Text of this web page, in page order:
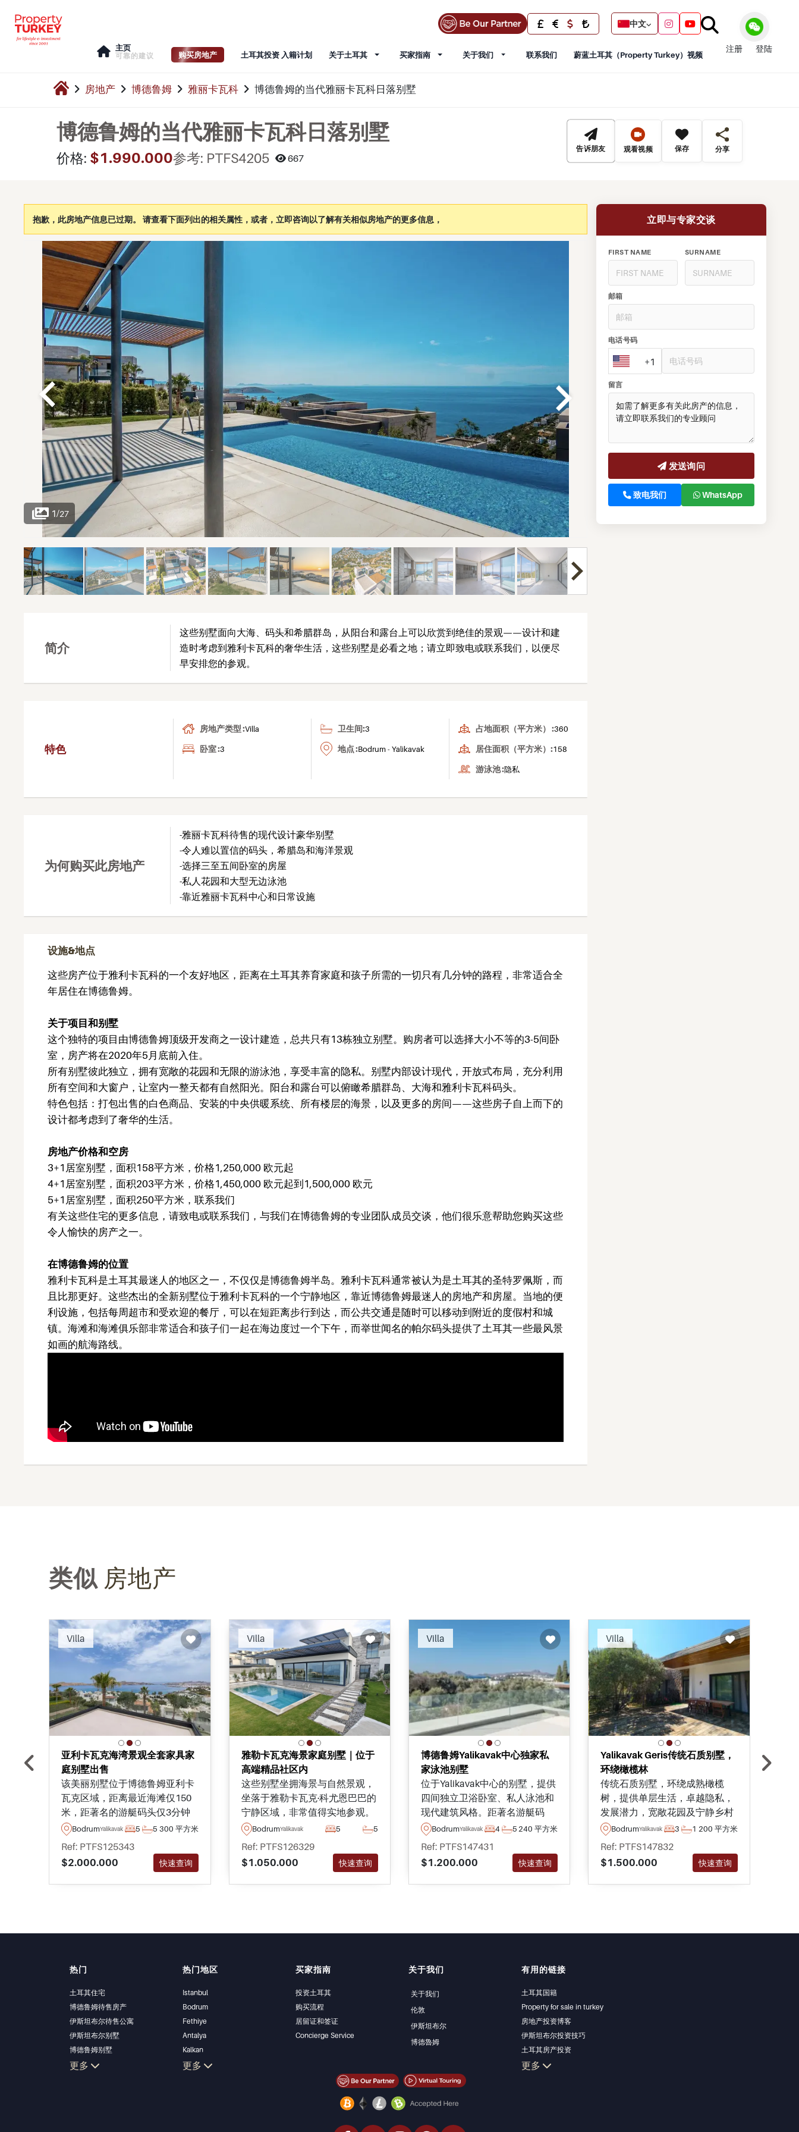
中文
主页
可靠的建议 购买房地产 土耳其投资 入籍计划 关于土耳其 买家指南 关于我们 联系我们 蔚蓝土耳其（Property Turkey）视频
注册 登陆
房地产 博德鲁姆 雅丽卡瓦科 博德鲁姆的当代雅丽卡瓦科日落别墅
博德鲁姆的当代雅丽卡瓦科日落别墅
价格: $1.990.000参考: PTFS4205 667
告诉朋友 观看视频 保存 分享
抱歉，此房地产信息已过期。 请查看下面列出的相关属性，或者，立即咨询以了解有关相似房地产的更多信息，
1/27
简介
这些别墅面向大海、码头和希腊群岛，从阳台和露台上可以欣赏到绝佳的景观——设计和建
造时考虑到雅利卡瓦科的奢华生活，这些别墅是必看之地；请立即致电或联系我们，以便尽
早安排您的参观。
特色
房地产类型 :Villa
卧室 :3
卫生间:3
地点 :Bodrum - Yalikavak
占地面积（平方米） :360
居住面积（平方米）:158
游泳池 :隐私
为何购买此房地产
-雅丽卡瓦科待售的现代设计豪华别墅
-令人难以置信的码头，希腊岛和海洋景观
-选择三至五间卧室的房屋
-私人花园和大型无边泳池
-靠近雅丽卡瓦科中心和日常设施
设施&地点
这些房产位于雅利卡瓦科的一个友好地区，距离在土耳其养育家庭和孩子所需的一切只有几分钟的路程，非常适合全
年居住在博德鲁姆。
关于项目和别墅
这个独特的项目由博德鲁姆顶级开发商之一设计建造，总共只有13栋独立别墅。购房者可以选择大小不等的3-5间卧
室，房产将在2020年5月底前入住。
所有别墅彼此独立，拥有宽敞的花园和无限的游泳池，享受丰富的隐私。别墅内部设计现代，开放式布局，充分利用
所有空间和大窗户，让室内一整天都有自然阳光。阳台和露台可以俯瞰希腊群岛、大海和雅利卡瓦科码头。
特色包括：打包出售的白色商品、安装的中央供暖系统、所有楼层的海景，以及更多的房间——这些房子自上而下的
设计都考虑到了奢华的生活。
房地产价格和空房
3+1居室别墅，面积158平方米，价格1,250,000 欧元起
4+1居室别墅，面积203平方米，价格1,450,000 欧元起到1,500,000 欧元
5+1居室别墅，面积250平方米，联系我们
有关这些住宅的更多信息，请致电或联系我们，与我们在博德鲁姆的专业团队成员交谈，他们很乐意帮助您购买这些
令人愉快的房产之一。
在博德鲁姆的位置
雅利卡瓦科是土耳其最迷人的地区之一，不仅仅是博德鲁姆半岛。雅利卡瓦科通常被认为是土耳其的圣特罗佩斯，而
且比那更好。这些杰出的全新别墅位于雅利卡瓦科的一个宁静地区，靠近博德鲁姆最迷人的房地产和房屋。当地的便
利设施，包括每周超市和受欢迎的餐厅，可以在短距离步行到达，而公共交通是随时可以移动到附近的度假村和城
镇。海滩和海滩俱乐部非常适合和孩子们一起在海边度过一个下午，而举世闻名的帕尔码头提供了土耳其一些最风景
如画的航海路线。
立即与专家交谈
FIRST NAME SURNAME
邮箱
电话号码
+1
留言
发送询问
致电我们 WhatsApp
类似 房地产
Villa
Recommended
亚利卡瓦克海湾景观全套家具家
庭别墅出售
该美丽别墅位于博德鲁姆亚利卡
瓦克区域，距离最近海滩仅150
米，距著名的游艇码头仅3分钟
车程。别墅经过精心翻新，非常
适合家庭立即入住。
BodrumYalikavak 5 5 300 平方米
Ref: PTFS125343
$2.000.000
快速查询
Villa
Recommended
雅勒卡瓦克海景家庭别墅｜位于
高端精品社区内
这些别墅坐拥海景与自然景观，
坐落于雅勒卡瓦克·科尤恩巴巴的
宁静区域，非常值得实地参观。
项目适合家庭居住，并符合申请
土耳其投资入籍的条件。
BodrumYalikavak 5 5
Ref: PTFS126329
$1.050.000
快速查询
Villa
博德鲁姆Yalikavak中心独家私
家泳池别墅
位于Yalikavak中心的别墅，提供
四间独立卫浴卧室、私人泳池和
现代建筑风格。距著名游艇码
头、餐厅和便利设施仅几分钟路
程，尽享博德鲁姆海滨生活。
BodrumYalikavak 4 5 240 平方米
Ref: PTFS147431
$1.200.000
快速查询
Villa
Recommended
Yalikavak Geris传统石质别墅，
环绕橄榄林
传统石质别墅，环绕成熟橄榄
树，提供单层生活，卓越隐私，
发展潜力，宽敞花园及宁静乡村
景观，距Yalikavak Marina仅数
步之遥。
BodrumYalikavak 3 1 200 平方米
Ref: PTFS147832
$1.500.000
快速查询
热门
土耳其住宅
博德鲁姆待售房产
伊斯坦布尔待售公寓
伊斯坦布尔别墅
博德鲁姆别墅
安塔利亚待售公寓
更多
热门地区
Istanbul
Bodrum
Fethiye
Antalya
Kalkan
Alanya
更多
买家指南
投资土耳其
购买流程
居留证和签证
Concierge Service
关于我们
关于我们
伦敦
伊斯坦布尔
博德魯姆
有用的链接
土耳其国籍
Property for sale in turkey
房地产投资博客
伊斯坦布尔投资技巧
土耳其房产投资
伊斯坦布尔投资型房产
更多